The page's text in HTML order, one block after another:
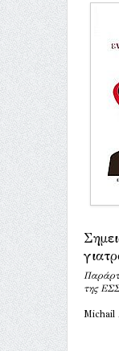
της
Michail